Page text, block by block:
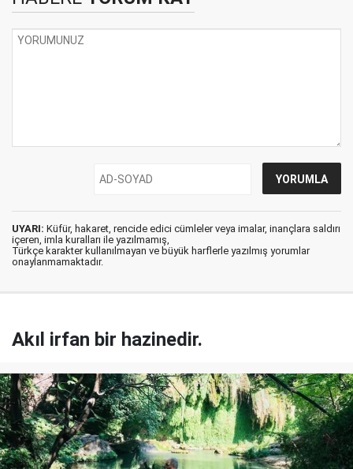
UYARI: Küfür, hakaret, rencide edici cümleler veya imalar, inançlara saldırı
içeren, imla kuralları ile yazılmamış,
Türkçe karakter kullanılmayan ve büyük harflerle yazılmış yorumlar
onaylanmamaktadır.
Akıl irfan bir hazinedir.